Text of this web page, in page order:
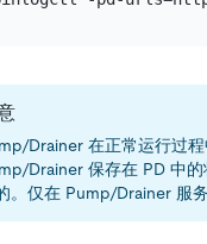
Drainer 在正常运行过
Drainer 保存在 PD 中
。仅在 Pump/Drainer 服